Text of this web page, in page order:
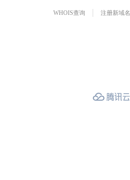
WHOIS查询 注册新域名